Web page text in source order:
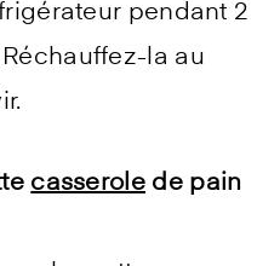
pendant 2
la au
casserole de pain